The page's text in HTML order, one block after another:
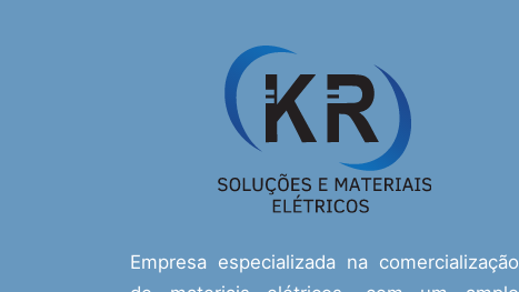
Empresa especializada na comercialização